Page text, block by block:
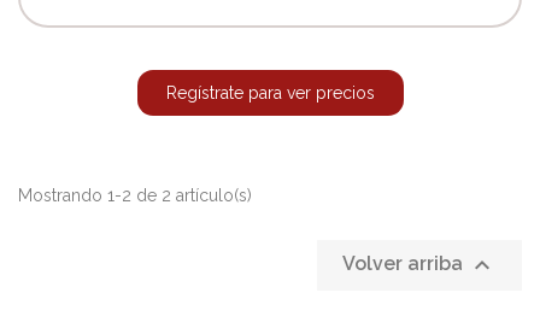
Regístrate para ver precios
Mostrando 1-2 de 2 artículo(s)
Volver arriba 